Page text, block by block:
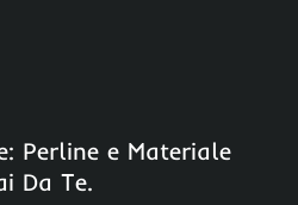
Perline e Materiale
Da Te.